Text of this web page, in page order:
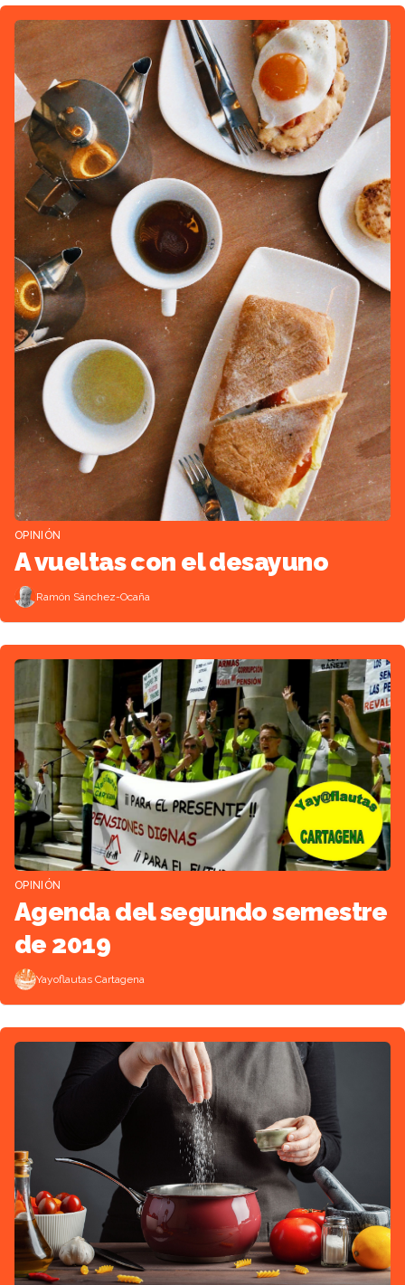
OPINIÓN
A vueltas con el desayuno
Ramón Sánchez-Ocaña
OPINIÓN
Agenda del segundo semestre
de 2019
Yayoflautas Cartagena